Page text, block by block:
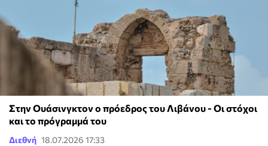
Στην Ουάσινγκτον ο πρόεδρος του Λιβάνου - Οι στόχοι
και το πρόγραμμά του
Διεθνή 18.07.2026 17:33